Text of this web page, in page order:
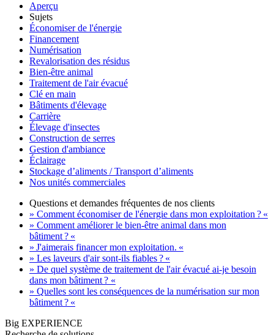
Aperçu
Sujets
Économiser de l'énergie
Financement
Numérisation
Revalorisation des résidus
Bien-être animal
Traitement de l'air évacué
Clé en main
Bâtiments d'élevage
Carrière
Élevage d'insectes
Construction de serres
Gestion d'ambiance
Éclairage
Stockage d’aliments / Transport d’aliments
Nos unités commerciales
Questions et demandes fréquentes de nos clients
» Comment économiser de l'énergie dans mon exploitation ? «
» Comment améliorer le bien-être animal dans mon
bâtiment ? «
» J'aimerais financer mon exploitation. «
» Les laveurs d'air sont-ils fiables ? «
» De quel système de traitement de l'air évacué ai-je besoin
dans mon bâtiment ? «
» Quelles sont les conséquences de la numérisation sur mon
bâtiment ? «
Big EXPERIENCE